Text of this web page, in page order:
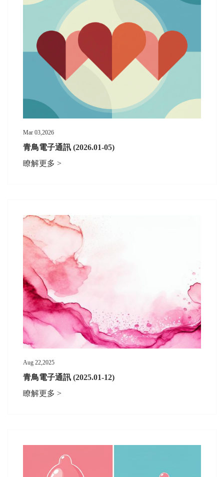
Mar 03,2026
青鳥電子通訊 (2026.01-05)
瞭解更多 >
Aug 22,2025
青鳥電子通訊 (2025.01-12)
瞭解更多 >